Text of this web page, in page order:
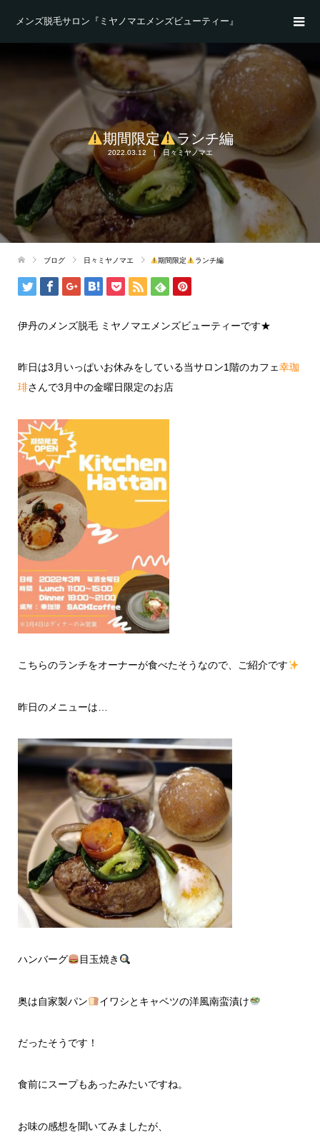
メンズ脱毛サロン『ミヤノマエメンズビューティー』
期間限定 ランチ編
2022.03.12 日々ミヤノマエ
ブログ 日々ミヤノマエ 期間限定 ランチ編
伊丹のメンズ脱毛 ミヤノマエメンズビューティーです★
昨日は3月いっぱいお休みをしている当サロン1階のカフェ幸珈
琲さんで3月中の金曜日限定のお店
こちらのランチをオーナーが食べたそうなので、ご紹介です
昨日のメニューは…
ハンバーグ 目玉焼き
奥は自家製パン イワシとキャベツの洋風南蛮漬け
だったそうです！
食前にスープもあったみたいですね。
お味の感想を聞いてみましたが、